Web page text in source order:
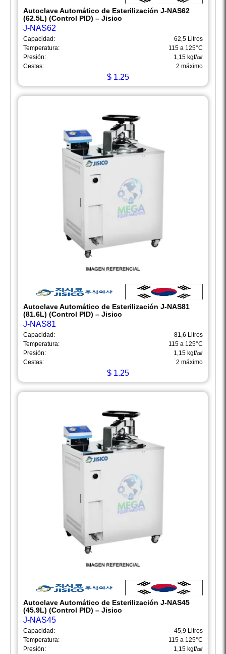
Autoclave Automático de Esterilización J-NAS62
(62.5L) (Control PID) – Jisico
J-NAS62
Capacidad:
62,5 Litros
Temperatura:
115 a 125°C
Presión:
1,15 kgf/㎠
Cestas:
2 máximo
$ 1.25
Autoclave Automático de Esterilización J-NAS81
(81.6L) (Control PID) – Jisico
J-NAS81
Capacidad:
81,6 Litros
Temperatura:
115 a 125°C
Presión:
1,15 kgf/㎠
Cestas:
2 máximo
$ 1.25
Autoclave Automático de Esterilización J-NAS45
(45.9L) (Control PID) – Jisico
J-NAS45
Capacidad:
45,9 Litros
Temperatura:
115 a 125°C
Presión:
1,15 kgf/㎠